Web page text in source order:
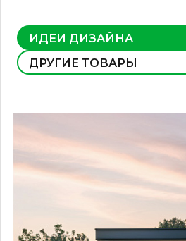
ИДЕИ ДИЗАЙНА
ДРУГИЕ ТОВАРЫ